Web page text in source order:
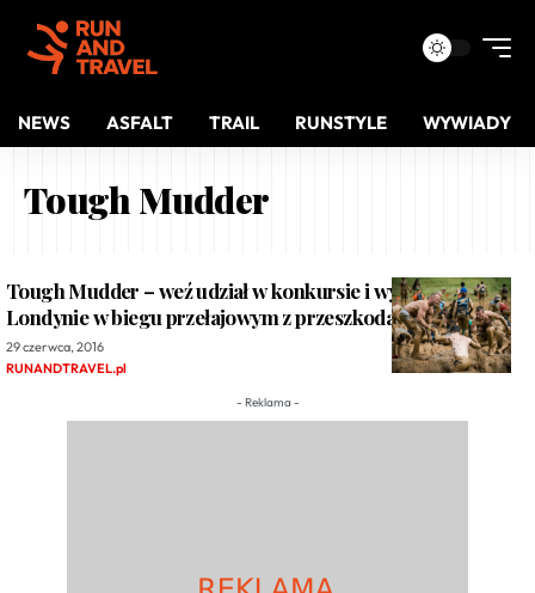
NEWS ASFALT TRAIL RUNSTYLE WYWIADY
Tough Mudder
Tough Mudder – weź udział w konkursie i wystartuj w
Londynie w biegu przełajowym z przeszkodami.
29 czerwca, 2016
RUNANDTRAVEL.pl
- Reklama -